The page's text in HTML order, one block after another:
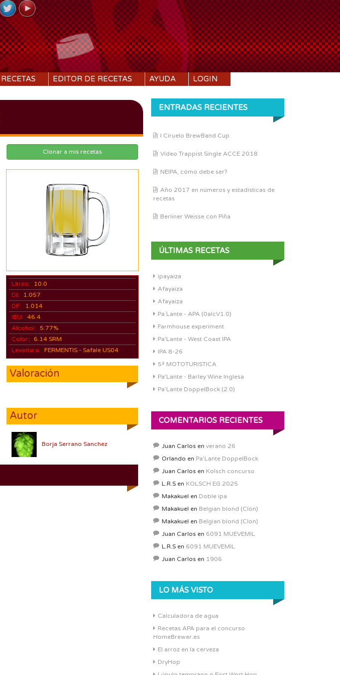
RECETAS EDITOR DE RECETAS AYUDA LOGIN
Clonar a mis recetas
Litros:
10.0
DI:
1.057
DF:
1.014
IBU: 46.4
Alcohol:
5.77%
Color:
6.14 SRM
Levadura: FERMENTIS - Safale US04
Valoración
Autor
Borja Serrano Sanchez
ENTRADAS RECIENTES
I Ciruelo BrewBand Cup
Vídeo Trappist Single ACCE 2018
NEIPA, cómo debe ser?
Año 2017 en números y estadísticas de
recetas
Berliner Weisse con Piña
ÚLTIMAS RECETAS
ipayaiza
Afayaiza
Afayaiza
Pa´Lante - APA (0alcV1.0)
Farmhouse experiment
Pa'Lante - West Coast IPA
IPA 8-26
5ª MOTOTURISTICA
Pa'Lante - Barley Wine Inglesa
Pa’Lante DoppelBock (2.0)
COMENTARIOS RECIENTES
Juan Carlos en verano 26
Orlando en Pa’Lante DoppelBock
Juan Carlos en Kolsch concurso
L.R.S en KOLSCH EG 2025
Makakuel en Doble ipa
Makakuel en Belgian blond (Clon)
Makakuel en Belgian blond (Clon)
Juan Carlos en 6091 MUEVEMIL
L.R.S en 6091 MUEVEMIL
Juan Carlos en 1906
LO MÁS VISTO
Calculadora de agua
Recetas APA para el concurso
HomeBrewer.es
El arroz en la cerveza
DryHop